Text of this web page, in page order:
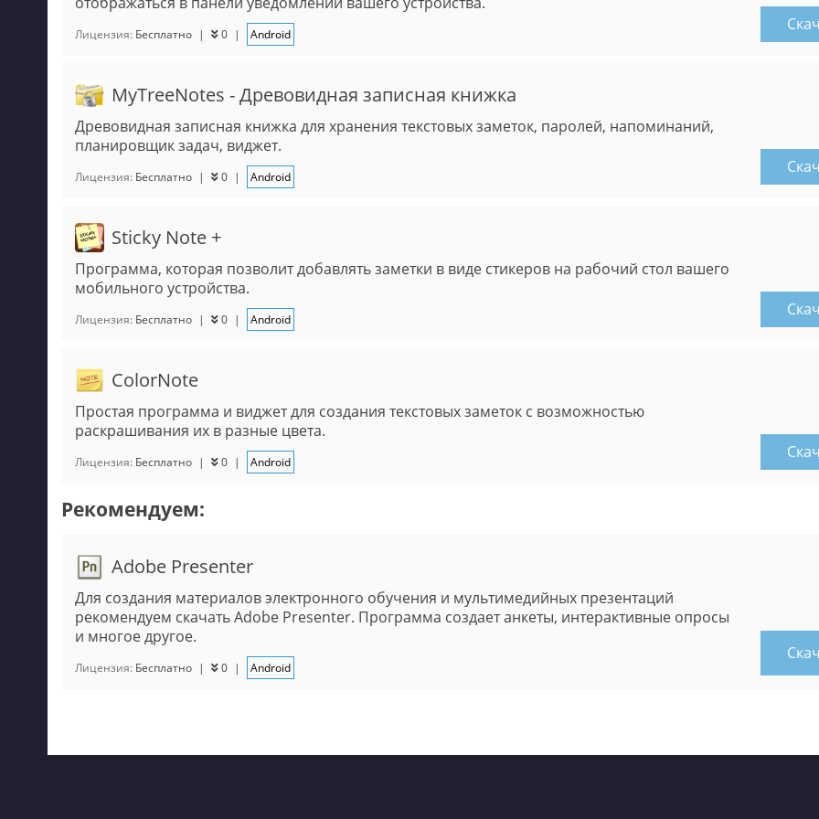
Лицензия: Бесплатно | 0 | Android
MyTreeNotes - Древовидная записная книжка
Древовидная записная книжка для хранения текстовых заметок, паролей, напоминаний,
планировщик задач, виджет.
Лицензия: Бесплатно | 0 | Android
Sticky Note +
Программа, которая позволит добавлять заметки в виде стикеров на рабочий стол вашего
мобильного устройства.
Лицензия: Бесплатно | 0 | Android
ColorNote
Простая программа и виджет для создания текстовых заметок с возможностью
раскрашивания их в разные цвета.
Лицензия: Бесплатно | 0 | Android
Рекомендуем:
Adobe Presenter
Для создания материалов электронного обучения и мультимедийных презентаций
рекомендуем скачать Adobe Presenter. Программа создает анкеты, интерактивные опросы
и многое другое.
Лицензия: Бесплатно | 0 | Android